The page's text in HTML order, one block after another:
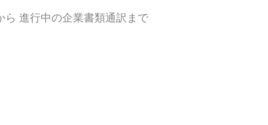
進行中の企業書類通訳まで